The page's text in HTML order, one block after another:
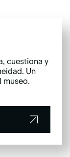
cuestiona y
Un
museo.